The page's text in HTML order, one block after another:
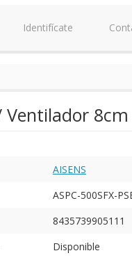
Identifícate
Ventilador 8cm
AISENS
ASPC-500SFX-
8435739905111
Disponible